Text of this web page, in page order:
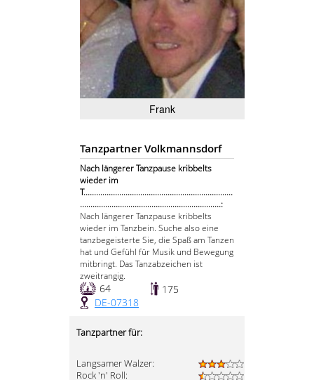
Frank
Tanzpartner Volkmannsdorf
Nach längerer Tanzpause kribbelts
wieder im
T.......................................................................
...................................................................:
Nach längerer Tanzpause kribbelts
wieder im Tanzbein. Suche also eine
tanzbegeisterte Sie, die Spaß am Tanzen
hat und Gefühl für Musik und Bewegung
mitbringt. Das Tanzabzeichen ist
zweitrangig.
64
175
DE-07318
Tanzpartner für:
Langsamer Walzer:
Rock 'n' Roll: